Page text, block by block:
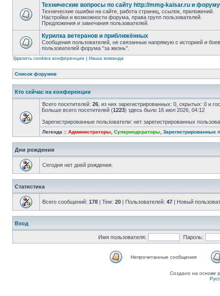
Технические вопросы по сайту http://mmg-kaisar.ru и форуму
Технические ошибки на сайте, работа страниц, ссылок, приложений.
Настройки и возможности форума, права групп пользователей.
Предложения и замечания пользователей.
Курилка ветеранов и приближённых
Сообщения пользователей, не связанные напрямую с историей и
пользователей форума "за жизнь".
Удалить cookies конференции | Наша команда
Список форумов
Кто сейчас на конференции
Всего посетителей: 26 , из них зарегистрированных: 0, скрытых: 0 и
Больше всего посетителей (1223) здесь было 16 июл 2026, 04:12
Зарегистрированные пользователи: нет зарегистрированных
Легенда :: Администраторы Супермодераторы Зарегистрированные
Дни рождения
Сегодня нет дней рождения.
Статистика
Всего сообщений: 178 | Тем: 20 | Пользователей: 47 | Новый
Вход
Имя пользователя: Пароль:
Непрочитанные сообщения
Создано на основе